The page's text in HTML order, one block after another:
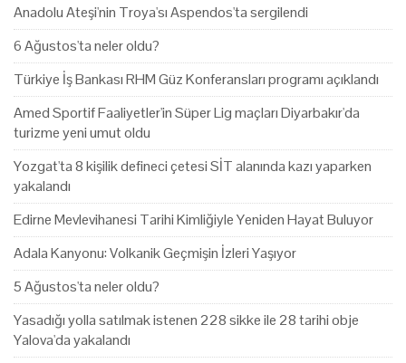
Anadolu Ateşi'nin Troya'sı Aspendos'ta sergilendi
6 Ağustos'ta neler oldu?
Türkiye İş Bankası RHM Güz Konferansları programı açıklandı
Amed Sportif Faaliyetler'in Süper Lig maçları Diyarbakır'da
turizme yeni umut oldu
Yozgat'ta 8 kişilik defineci çetesi SİT alanında kazı yaparken
yakalandı
Edirne Mevlevihanesi Tarihi Kimliğiyle Yeniden Hayat Buluyor
Adala Kanyonu: Volkanik Geçmişin İzleri Yaşıyor
5 Ağustos'ta neler oldu?
Yasadığı yolla satılmak istenen 228 sikke ile 28 tarihi obje
Yalova'da yakalandı